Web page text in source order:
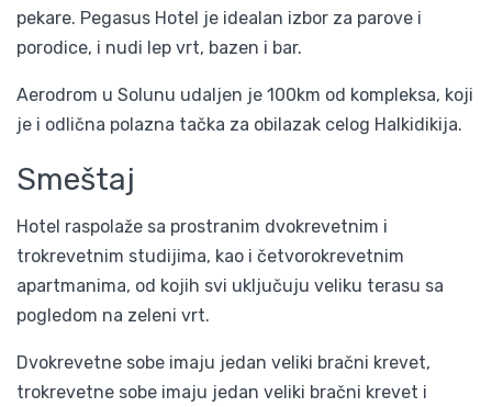
pekare. Pegasus Hotel je idealan izbor za parove i
porodice, i nudi lep vrt, bazen i bar.
Aerodrom u Solunu udaljen je 100km od kompleksa, koji
je i odlična polazna tačka za obilazak celog Halkidikija.
Smeštaj
Hotel raspolaže sa prostranim dvokrevetnim i
trokrevetnim studijima, kao i četvorokrevetnim
apartmanima, od kojih svi uključuju veliku terasu sa
pogledom na zeleni vrt.
Dvokrevetne sobe imaju jedan veliki bračni krevet,
trokrevetne sobe imaju jedan veliki bračni krevet i